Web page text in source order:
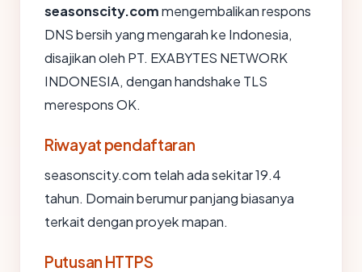
seasonscity.commengembalikan respons
DNS bersih yang mengarah ke Indonesia,
disajikan oleh PT. EXABYTES NETWORK
INDONESIA, dengan handshake TLS
merespons OK.
Riwayat pendaftaran
seasonscity.com telah ada sekitar 19.4
tahun. Domain berumur panjang biasanya
terkait dengan proyek mapan.
Putusan HTTPS